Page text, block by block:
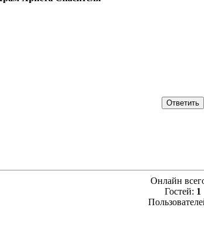
Онлайн
Гостей: 1